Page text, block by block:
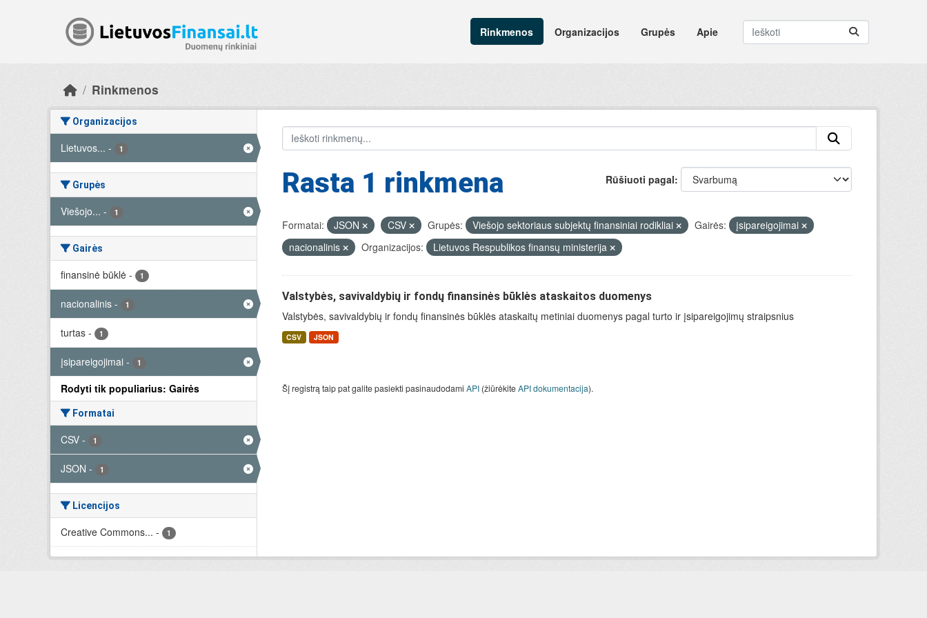
Rinkmenos
Organizacijos Grupės Apie
Rinkmenos
Organizacijos
Lietuvos... - 1
Grupės
Viešojo... - 1
Gairės
finansinė būklė - 1
nacionalinis - 1
turtas - 1
įsipareigojimai - 1
Rodyti tik populiarius: Gairės
Formatai
CSV - 1
JSON - 1
Licencijos
Creative Commons... - 1
Rūšiuoti pagal
Rasta 1 rinkmena
Formatai: JSON CSV Grupės: Viešojo sektoriaus subjektų finansiniai rodikliai Gairės:
įsipareigojimai
nacionalinis
Organizacijos: Lietuvos Respublikos finansų ministerija
Valstybės, savivaldybių ir fondų finansinės būklės ataskaitos duomenys
Valstybės, savivaldybių ir fondų finansinės būklės ataskaitų metiniai duomenys pagal turto ir įsipareigojimų straipsnius
CSV JSON
Šį registrą taip pat galite pasiekti pasinaudodami API(žiūrėkiteAPI dokumentacija).